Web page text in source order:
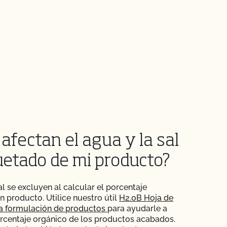
afectan el agua y la sal
de mi producto?
se excluyen al calcular el porcentaje
producto. Utilice nuestro útil H2.0B Hoja de
formulación de productos para ayudarle a
orgánico de los productos acabados.